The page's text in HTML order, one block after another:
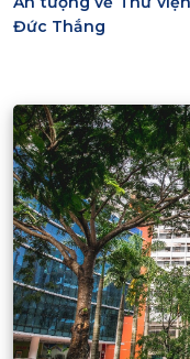
Đức Thắng